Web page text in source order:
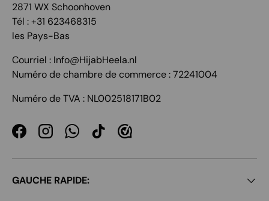
2871 WX Schoonhoven
Tél : +31 623468315
les Pays-Bas
Courriel : Info@HijabHeela.nl
Numéro de chambre de commerce : 72241004
Numéro de TVA : NL002518171B02
FacebookInstagramWhatsApp
TikTok
GAUCHE RAPIDE: